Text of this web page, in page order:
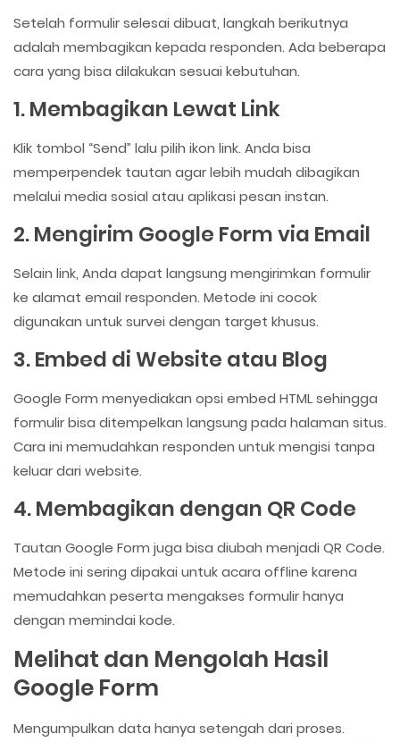
Setelah formulir selesai dibuat, langkah berikutnya
adalah membagikan kepada responden. Ada beberapa
cara yang bisa dilakukan sesuai kebutuhan.
1. Membagikan Lewat Link
Klik tombol “Send” lalu pilih ikon link. Anda bisa
memperpendek tautan agar lebih mudah dibagikan
melalui media sosial atau aplikasi pesan instan.
2. Mengirim Google Form via Email
Selain link, Anda dapat langsung mengirimkan formulir
ke alamat email responden. Metode ini cocok
digunakan untuk survei dengan target khusus.
3. Embed di Website atau Blog
Google Form menyediakan opsi embed HTML sehingga
formulir bisa ditempelkan langsung pada halaman situs.
Cara ini memudahkan responden untuk mengisi tanpa
keluar dari website.
4. Membagikan dengan QR Code
Tautan Google Form juga bisa diubah menjadi QR Code.
Metode ini sering dipakai untuk acara offline karena
memudahkan peserta mengakses formulir hanya
dengan memindai kode.
Melihat dan Mengolah Hasil
Google Form
Mengumpulkan data hanya setengah dari proses.